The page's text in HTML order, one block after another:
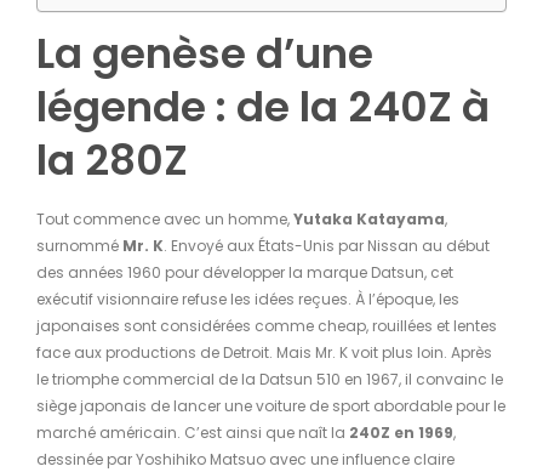
La genèse d’une
légende : de la 240Z à
la 280Z
Tout commence avec un homme,Yutaka Katayama,
surnommé Mr. K. Envoyé aux États-Unis par Nissan au début
des années 1960 pour développer la marque Datsun, cet
exécutif visionnaire refuse les idées reçues. À l’époque, les
japonaises sont considérées comme cheap, rouillées et lentes
face aux productions de Detroit. Mais Mr. K voit plus loin. Après
le triomphe commercial de la Datsun 510 en 1967, il convainc le
siège japonais de lancer une voiture de sport abordable pour le
marché américain. C’est ainsi que naît la 240Z en 1969,
dessinée par Yoshihiko Matsuo avec une influence claire